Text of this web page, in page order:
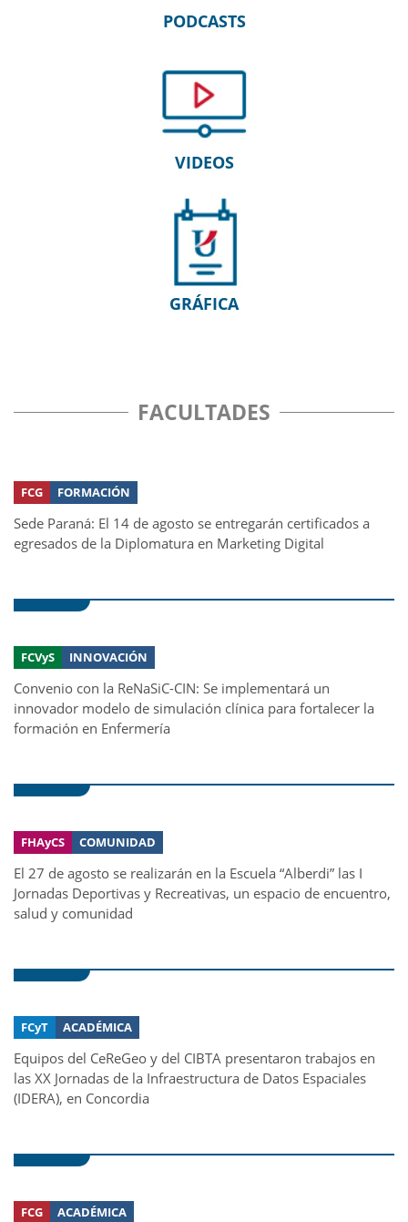
PODCASTS
VIDEOS
GRÁFICA
FACULTADES
FCG FORMACIÓN
Sede Paraná: El 14 de agosto se entregarán certificados a
egresados de la Diplomatura en Marketing Digital
FCVyS INNOVACIÓN
Convenio con la ReNaSiC-CIN: Se implementará un
innovador modelo de simulación clínica para fortalecer la
formación en Enfermería
FHAyCS COMUNIDAD
El 27 de agosto se realizarán en la Escuela “Alberdi” las I
Jornadas Deportivas y Recreativas, un espacio de encuentro,
salud y comunidad
FCyT ACADÉMICA
Equipos del CeReGeo y del CIBTA presentaron trabajos en
las XX Jornadas de la Infraestructura de Datos Espaciales
(IDERA), en Concordia
FCG ACADÉMICA